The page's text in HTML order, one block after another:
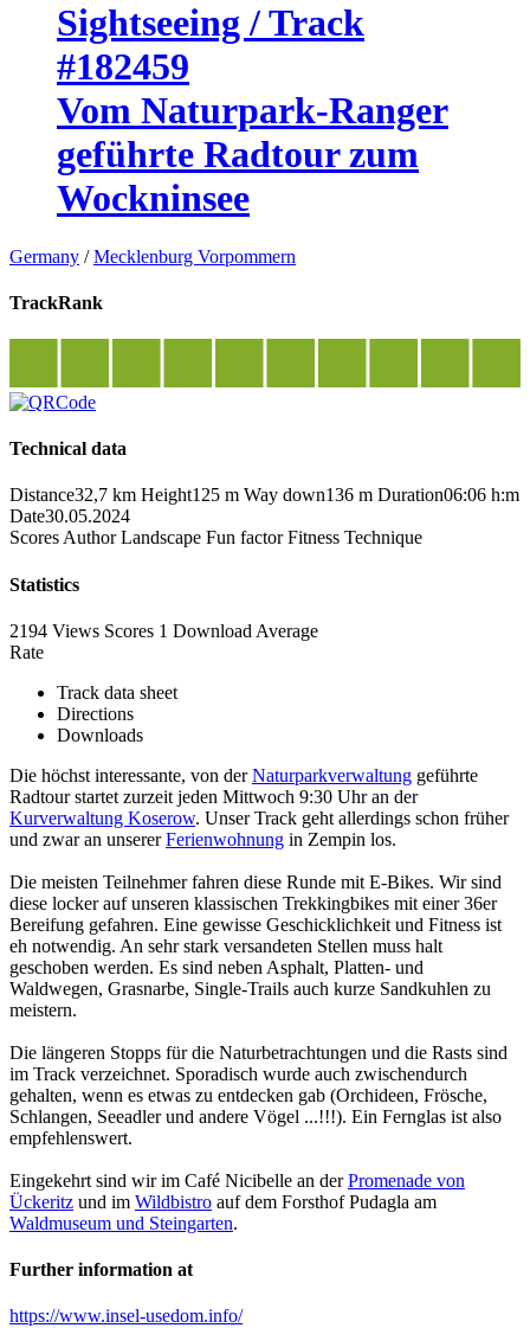
Sightseeing / Track
#182459
Vom Naturpark-Ranger
geführte Radtour zum
Wockninsee
Germany /Mecklenburg Vorpommern
TrackRank
Technical data
Distance32,7 km Height125 m Way down136 m Duration06:06 h:m
Date30.05.2024
Scores Author Landscape Fun factor Fitness Technique
Statistics
2194 Views Scores 1 Download Average
Rate
Track data sheet
Directions
Downloads
Die höchst interessante, von derNaturparkverwaltung geführte
Radtour startet zurzeit jeden Mittwoch 9:30 Uhr an der
Kurverwaltung Koserow. Unser Track geht allerdings schon früher
und zwar an unsererFerienwohnung in Zempin los.
Die meisten Teilnehmer fahren diese Runde mit E-Bikes. Wir sind
diese locker auf unseren klassischen Trekkingbikes mit einer 36er
Bereifung gefahren. Eine gewisse Geschicklichkeit und Fitness ist
eh notwendig. An sehr stark versandeten Stellen muss halt
geschoben werden. Es sind neben Asphalt, Platten- und
Waldwegen, Grasnarbe, Single-Trails auch kurze Sandkuhlen zu
meistern.
Die längeren Stopps für die Naturbetrachtungen und die Rasts sind
im Track verzeichnet. Sporadisch wurde auch zwischendurch
gehalten, wenn es etwas zu entdecken gab (Orchideen, Frösche,
Schlangen, Seeadler und andere Vögel ...!!!). Ein Fernglas ist also
empfehlenswert.
Eingekehrt sind wir im Café Nicibelle an derPromenade von
Ückeritz und im Wildbistro auf dem Forsthof Pudagla am
Waldmuseum und Steingarten.
Further information at
https://www.insel-usedom.info/